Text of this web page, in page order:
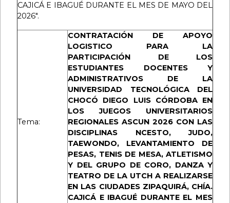
CAJICÁ E IBAGUÉ DURANTE EL MES DE MAYO DEL
2026".
Tema:
CONTRATACIÓN DE APOYO
LOGISTICO PARA LA
PARTICIPACIÓN DE LOS
ESTUDIANTES DOCENTES Y
ADMINISTRATIVOS DE LA
UNIVERSIDAD TECNOLÓGICA DEL
CHOCÓ DIEGO LUIS CÓRDOBA EN
LOS JUEGOS UNIVERSITARIOS
REGIONALES ASCUN 2026 CON LAS
DISCIPLINAS NCESTO, JUDO,
TAEWONDO, LEVANTAMIENTO DE
PESAS, TENIS DE MESA, ATLETISMO
Y DEL GRUPO DE CORO, DANZA Y
TEATRO DE LA UTCH A REALIZARSE
EN LAS CIUDADES ZIPAQUIRÁ, CHÍA.
CAJICÁ E IBAGUÉ DURANTE EL MES